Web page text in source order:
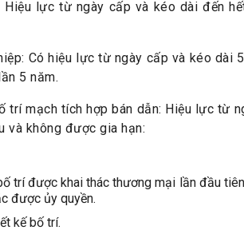
lực từ ngày cấp và kéo dài đến
Có hiệu lực từ ngày cấp và kéo dài
5 năm.
trí mạch tích hợp bán dẫn: Hiệu lực từ
và không được gia hạn:
trí được khai thác thương mại lần đầu
được ủy quyền.
kế bố trí.